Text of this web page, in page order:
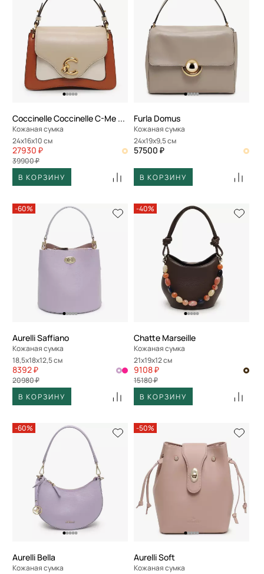
Coccinelle Coccinelle C-Me Calf Tric
Кожаная сумка
24x16x10 см
27930 ₽
39900 ₽
В КОРЗИНУ
Furla Domus
Кожаная сумка
24x19x9,5 см
57500 ₽
В КОРЗИНУ
-60%
Aurelli Saffiano
Кожаная сумка
18,5x18x12,5 см
8392 ₽
20980 ₽
В КОРЗИНУ
-40%
Chatte Marseille
Кожаная сумка
21x19x12 см
9108 ₽
15180 ₽
В КОРЗИНУ
-60%
Aurelli Bella
Кожаная сумка
-50%
Aurelli Soft
Кожаная сумка